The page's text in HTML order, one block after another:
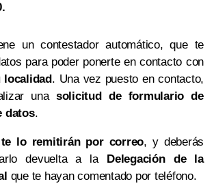
un contestador automático, que te
para poder ponerte en contacto con
localidad. Una vez puesto en contacto,
unasolicitud de formulario de
datos.
te lo remitirán por correo, y deberás
devuelta a laDelegación de la
que te hayan comentado por teléfono.